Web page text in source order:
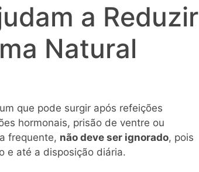
a Reduzir
Natural
que pode surgir após refeições
hormonais, prisão de ventre ou
frequente, não deve ser ignorado, pois
e até a disposição diária.